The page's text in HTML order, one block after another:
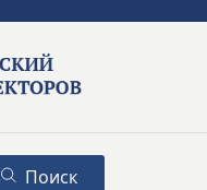
Поиск